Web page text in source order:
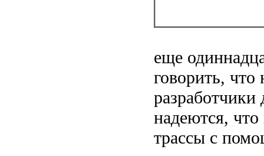
еще
говорить, что
надеются, что
трассы с